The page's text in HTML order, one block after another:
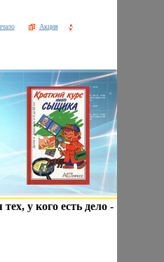
Акция
у кого есть дело -